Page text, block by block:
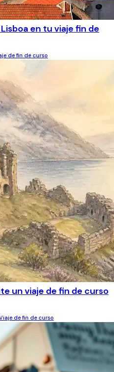
en tu viaje fin de
de fin de curso
un viaje de fin de curso
de fin de curso